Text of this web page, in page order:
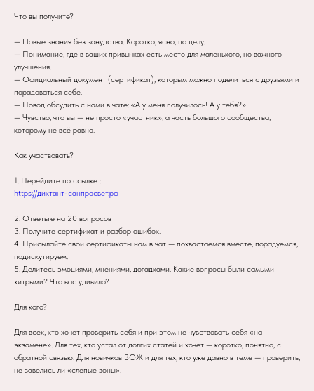
Что вы получите?
— Новые знания без занудства. Коротко, ясно, по делу.
— Понимание, где в ваших привычках есть место для маленького, но важного
улучшения.
— Официальный документ (сертификат), которым можно поделиться с друзьями и
порадоваться себе.
— Повод обсудить с нами в чате: «А у меня получилось! А у тебя?»
— Чувство, что вы — не просто «участник», а часть большого сообщества,
которому не всё равно.
Как участвовать?
1. Перейдите по ссылке :
https://диктант-санпросвет.рф
2. Ответьте на 20 вопросов
3. Получите сертификат и разбор ошибок.
4. Присылайте свои сертификаты нам в чат — похвастаемся вместе, порадуемся,
подискутируем.
5. Делитесь эмоциями, мнениями, догадками. Какие вопросы были самыми
хитрыми? Что вас удивило?
Для кого?
Для всех, кто хочет проверить себя и при этом не чувствовать себя «на
экзамене». Для тех, кто устал от долгих статей и хочет — коротко, понятно, с
обратной связью. Для новичков ЗОЖ и для тех, кто уже давно в теме — проверить,
не завелись ли «слепые зоны».